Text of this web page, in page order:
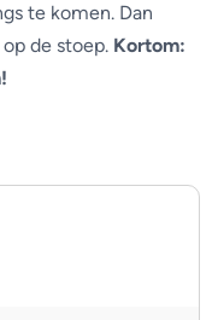
te komen. Dan
de stoep. Kortom: